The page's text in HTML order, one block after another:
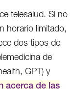
telesalud. Si no
horario limitado,
dos tipos de
de
GPT) y
acerca de las